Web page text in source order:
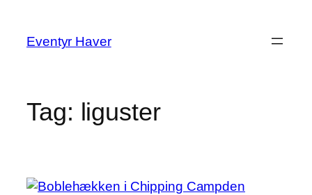
indhold
Eventyr Haver
Tag: liguster